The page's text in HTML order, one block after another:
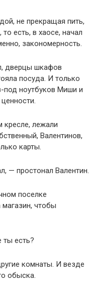
не прекращая пить,
есть, в хаосе, начал
закономерность.
дверцы шкафов
посуда. И только
под ноутбуков Миши и
кресле, лежали
Валентинов,
карты.
— простонал Валентин.
поселке
чтобы
ты есть?
комнаты. И везде
обыска.